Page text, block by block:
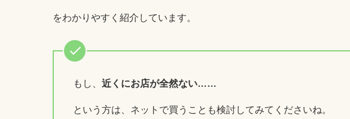
をわかりやすく紹介しています。
もし、 近くにお店が全然ない……
という方は、ネットで買うことも検討してみてくださいね。